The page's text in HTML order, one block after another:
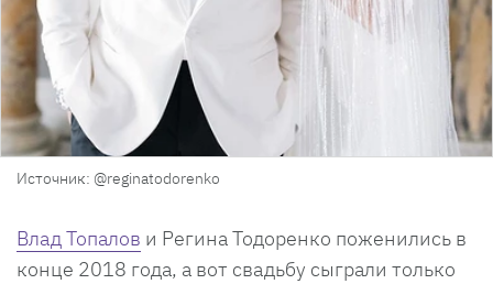
Источник: @reginatodorenko
Влад Топалов и Регина Тодоренко поженились в
конце 2018 года, а вот свадьбу сыграли только